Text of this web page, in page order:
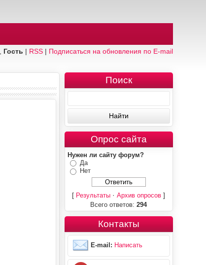
Гость | RSS| Подписаться на обновления по E-mail
Поиск
Опрос сайта
Нужен ли сайту форум?
Да
Нет
[ Результаты ·Архив опросов ]
Всего ответов:294
Контакты
E-mail: Написать